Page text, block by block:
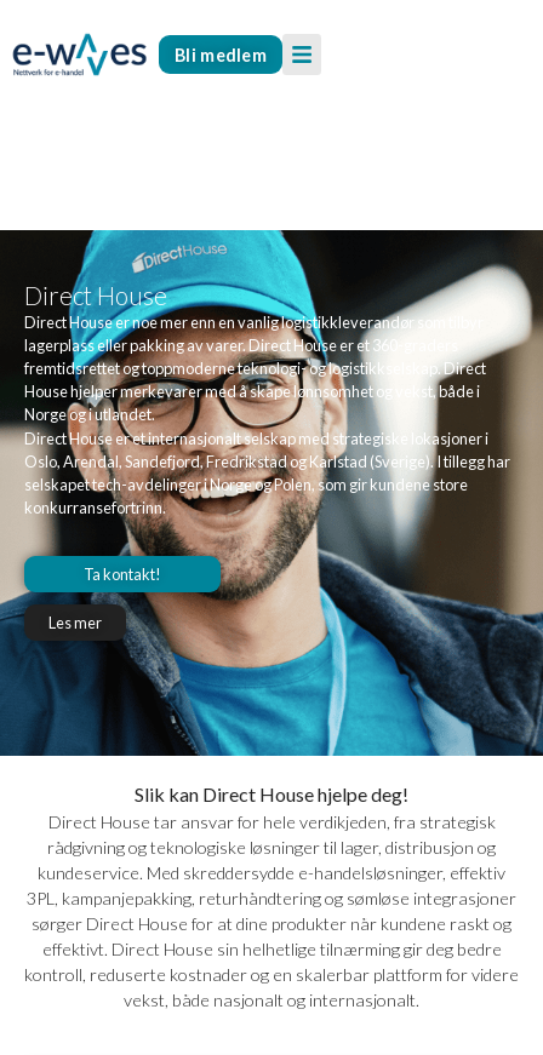
Bli medlem
Direct House
Direct House er noe mer enn en vanlig logistikkleverandør som tilbyr
lagerplass eller pakking av varer. Direct House er et 360-graders
fremtidsrettet og toppmoderne teknologi- og logistikkselskap. Direct
House hjelper merkevarer med å skape lønnsomhet og vekst, både i
Norge og i utlandet.
Direct House er et internasjonalt selskap med strategiske lokasjoner i
Oslo, Arendal, Sandefjord, Fredrikstad og Karlstad (Sverige). I tillegg har
selskapet tech-avdelinger i Norge og Polen, som gir kundene store
konkurransefortrinn.
Les mer
Ta kontakt!
Slik kan Direct House hjelpe deg!
Direct House tar ansvar for hele verdikjeden, fra strategisk
rådgivning og teknologiske løsninger til lager, distribusjon og
kundeservice. Med skreddersydde e-handelsløsninger, effektiv
3PL, kampanjepakking, returhåndtering og sømløse integrasjoner
sørger Direct House for at dine produkter når kundene raskt og
effektivt. Direct House sin helhetlige tilnærming gir deg bedre
kontroll, reduserte kostnader og en skalerbar plattform for videre
vekst, både nasjonalt og internasjonalt.